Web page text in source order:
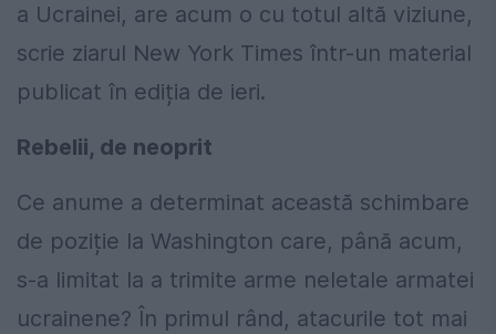
a Ucrainei, are acum o cu totul altă viziune,
scrie ziarul New York Times într-un material
publicat în ediția de ieri.
Rebelii, de neoprit
Ce anume a determinat această schimbare
de poziție la Washington care, până acum,
s-a limitat la a trimite arme neletale armatei
ucrainene? În primul rând, atacurile tot mai